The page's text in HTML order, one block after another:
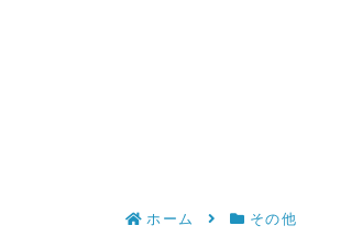
ホーム その他